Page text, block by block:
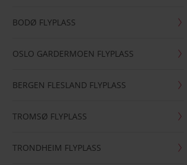
BODØ FLYPLASS
OSLO GARDERMOEN FLYPLASS
BERGEN FLESLAND FLYPLASS
TROMSØ FLYPLASS
TRONDHEIM FLYPLASS